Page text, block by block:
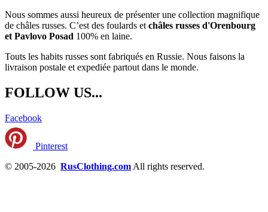
Nous sommes aussi heureux de présenter une collection magnifique
de châles russes. C’est des foulards et châles russes d'Orenbourg
et Pavlovo Posad 100% en laine.
Touts les habits russes sont fabriqués en Russie. Nous faisons la
livraison postale et expediée partout dans le monde.
FOLLOW US...
Facebook
Pinterest
© 2005-2026 RusClothing.com All rights reserved.